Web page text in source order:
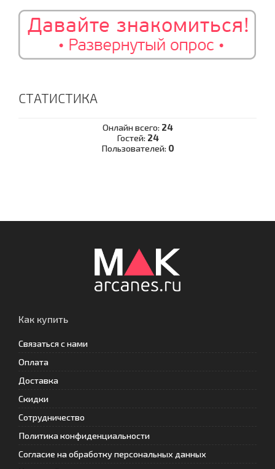
СТАТИСТИКА
Онлайн всего: 24
Гостей: 24
Пользователей: 0
Как купить
Связаться с нами
Оплата
Доставка
Скидки
Сотрудничество
Политика конфиденциальности
Согласие на обработку персональных данных